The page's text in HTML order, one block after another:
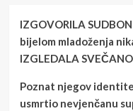
IZGOVORILA
bijelom mladoženja
IZGLEDALA
Poznat njegov
usmrtio nevjenčanu